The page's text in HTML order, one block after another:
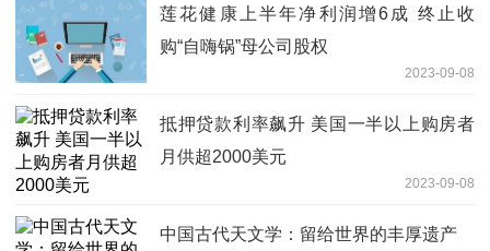
莲花健康上半年净利润增6成 终止收
购“自嗨锅”母公司股权
2023-09-08
抵押贷款利率飙升 美国一半以上购房者
月供超2000美元
2023-09-08
中国古代天文学：留给世界的丰厚遗产